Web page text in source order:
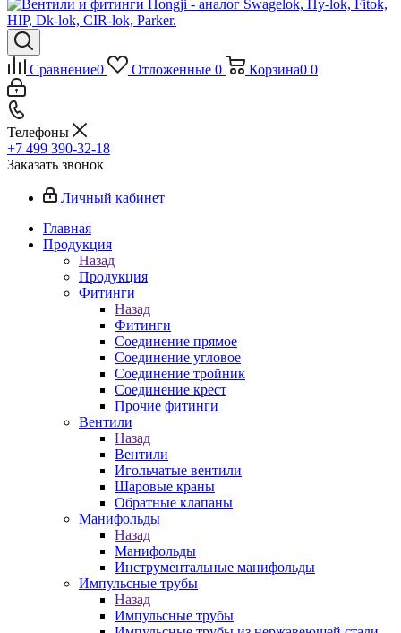
Сравнение0 Отложенные 0 Корзина0 0
Телефоны
+7 499 390-32-18
Заказать звонок
Личный кабинет
Главная
Продукция
Назад
Продукция
Фитинги
Назад
Фитинги
Соединение прямое
Соединение угловое
Соединение тройник
Соединение крест
Прочие фитинги
Вентили
Назад
Вентили
Игольчатые вентили
Шаровые краны
Обратные клапаны
Манифольды
Назад
Манифольды
Инструментальные манифольды
Импульсные трубы
Назад
Импульсные трубы